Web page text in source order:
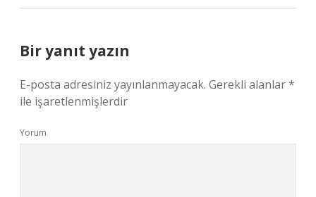
Bir yanıt yazın
E-posta adresiniz yayınlanmayacak. Gerekli alanlar*
ile işaretlenmişlerdir
Yorum